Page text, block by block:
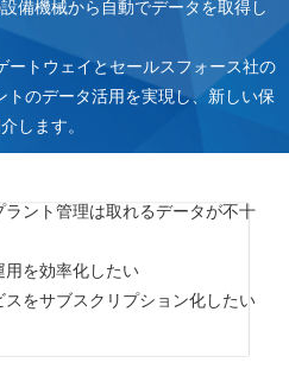
備機械から自動でデータを取得し
ートウェイとセールスフォース社の
トのデータ活用を実現し、新しい保
します。
ラント管理は取れるデータが不十
用を効率化したい
スをサブスクリプション化したい